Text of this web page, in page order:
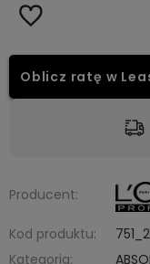
Oblicz ratę w
od
Producent:
Kod produktu:
Kategoria: